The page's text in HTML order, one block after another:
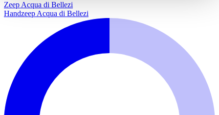
Zeep Acqua di Bellezi
Handzeep Acqua di Bellezi